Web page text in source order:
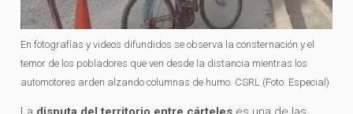
En fotografías y videos difundidos se observa la consternación y el
temor de los pobladores que ven desde la distancia mientras los
automotores arden alzando columnas de humo. CSRL (Foto: Especial)